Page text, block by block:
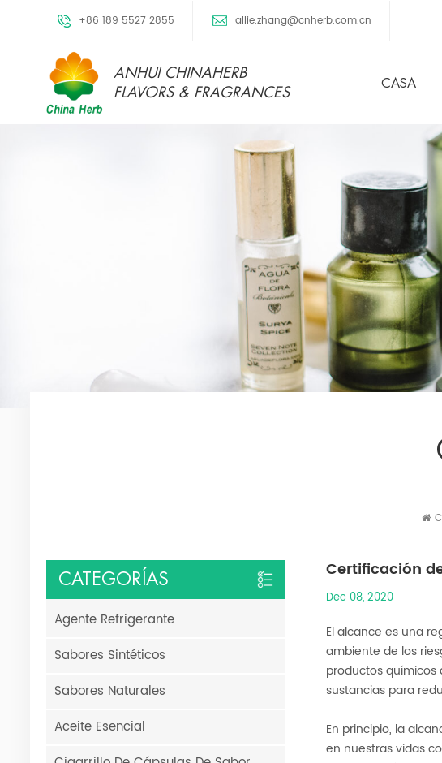
+86 189 5527 2855 allie.zhang@cnherb.com.cn
ANHUI CHINAHERB
FLAVORS & FRAGRANCES
CASA
CATEGORÍAS
Agente Refrigerante
Sabores Sintéticos
Sabores Naturales
Aceite Esencial
Certificación
Dec 08, 2020
El alcance es una
ambiente de los
productos químicos
sustancias para
En principio, la
en nuestras vidas